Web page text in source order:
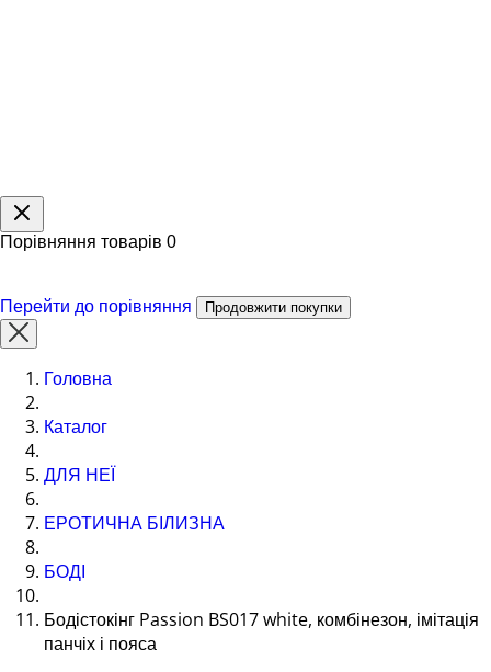
Порівняння товарів 0
Перейти до порівняння Продовжити покупки
Головна
Каталог
ДЛЯ НЕЇ
ЕРОТИЧНА БІЛИЗНА
БОДІ
Бодістокінг Passion BS017 white, комбінезон, імітація
панчіх і пояса